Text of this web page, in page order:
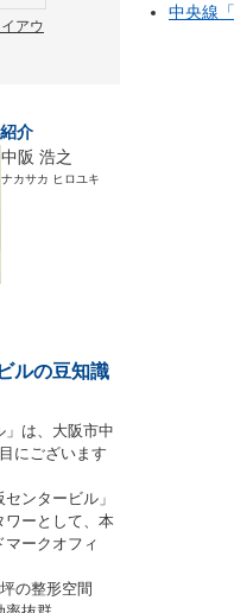
アウ
介
中阪 浩之
ナカサカ ヒロユキ
ルの豆知識
」は、大阪市中
にございます
ンタービル」
ワーとして、本
ークオフィ
の整形空間
中央線「